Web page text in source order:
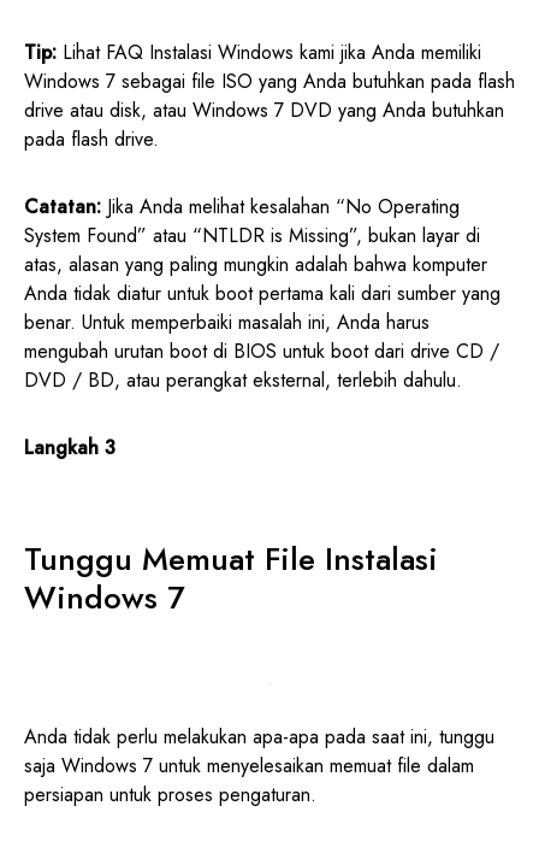
Tip: Lihat FAQ Instalasi Windows kami jika Anda memiliki
Windows 7 sebagai file ISO yang Anda butuhkan pada flash
drive atau disk, atau Windows 7 DVD yang Anda butuhkan
pada flash drive.
Catatan: Jika Anda melihat kesalahan “No Operating
System Found” atau “NTLDR is Missing”, bukan layar di
atas, alasan yang paling mungkin adalah bahwa komputer
Anda tidak diatur untuk boot pertama kali dari sumber yang
benar. Untuk memperbaiki masalah ini, Anda harus
mengubah urutan boot di BIOS untuk boot dari drive CD /
DVD / BD, atau perangkat eksternal, terlebih dahulu.
Langkah 3
Tunggu Memuat File Instalasi
Windows 7
Anda tidak perlu melakukan apa-apa pada saat ini, tunggu
saja Windows 7 untuk menyelesaikan memuat file dalam
persiapan untuk proses pengaturan.